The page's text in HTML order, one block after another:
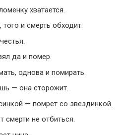
хватается.
того и смерть обходит.
да и помер.
однова и помирать.
— она сторожит.
— помрет со звездинкой.
смерти не отбиться.